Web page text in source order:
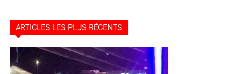
ARTICLES LES PLUS RÉCENTS